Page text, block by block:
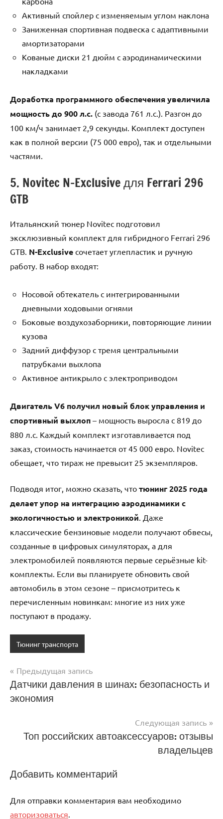
Активный спойлер с изменяемым углом наклона
Заниженная спортивная подвеска с адаптивными
амортизаторами
Кованые диски 21 дюйм с аэродинамическими
накладками
Доработка программного обеспечения увеличила
мощность до 900 л.с. (с завода 761 л.с.). Разгон до
100 км/ч занимает 2,9 секунды. Комплект доступен
как в полной версии (75 000 евро), так и отдельными
частями.
5. Novitec N-Exclusive для Ferrari 296
GTB
Итальянский тюнер Novitec подготовил
эксклюзивный комплект для гибридного Ferrari 296
GTB. N-Exclusive сочетает углепластик и ручную
работу. В набор входят:
Носовой обтекатель с интегрированными
дневными ходовыми огнями
Боковые воздухозаборники, повторяющие линии
кузова
Задний диффузор с тремя центральными
патрубками выхлопа
Активное антикрыло с электроприводом
Двигатель V6 получил новый блок управления и
спортивный выхлоп – мощность выросла с 819 до
880 л.с. Каждый комплект изготавливается под
заказ, стоимость начинается от 45 000 евро. Novitec
обещает, что тираж не превысит 25 экземпляров.
Подводя итог, можно сказать, что тюнинг 2025 года
делает упор на интеграцию аэродинамики с
экологичностью и электроникой. Даже
классические бензиновые модели получают обвесы,
созданные в цифровых симуляторах, а для
электромобилей появляются первые серьёзные kit-
комплекты. Если вы планируете обновить свой
автомобиль в этом сезоне – присмотритесь к
перечисленным новинкам: многие из них уже
поступают в продажу.
Тюнинг транспорта
Навигация
по
Предыдущая запись
Датчики давления в шинах: безопасность и
экономия
Следующая запись
Топ российских автоаксессуаров: отзывы
владельцев
Добавить комментарий
Для отправки комментария вам необходимо
авторизоваться.